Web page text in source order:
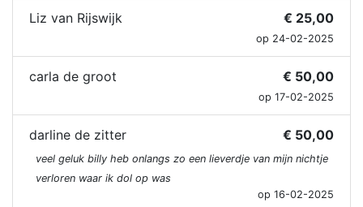
Liz van Rijswijk € 25,00
op 24-02-2025
carla de groot € 50,00
op 17-02-2025
darline de zitter € 50,00
veel geluk billy heb onlangs zo een lieverdje van mijn nichtje
verloren waar ik dol op was
op 16-02-2025